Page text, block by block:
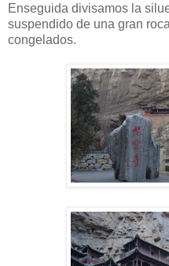
Enseguida divisamos la
suspendido de una gran
congelados.